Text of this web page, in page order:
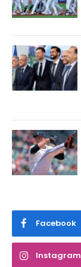
Facebook
Instagram